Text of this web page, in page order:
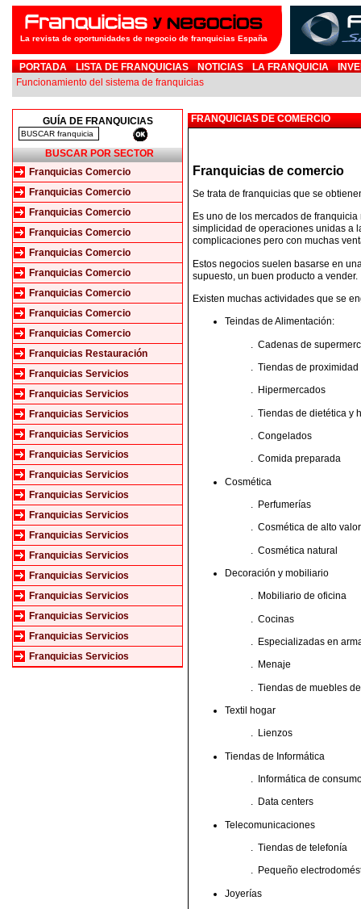
La revista de oportunidades de negocio de franquicias España
PORTADA LISTA DE FRANQUICIAS NOTICIAS LA FRANQUICIA
Funcionamiento del sistema de franquicias
GUÍA DE FRANQUICIAS
BUSCAR POR SECTOR
Franquicias Comercio
Franquicias Comercio
Franquicias Comercio
Franquicias Comercio
Franquicias Comercio
Franquicias Comercio
Franquicias Comercio
Franquicias Comercio
Franquicias Comercio
Franquicias Restauración
Franquicias Servicios
Franquicias Servicios
Franquicias Servicios
Franquicias Servicios
Franquicias Servicios
Franquicias Servicios
Franquicias Servicios
Franquicias Servicios
Franquicias Servicios
Franquicias Servicios
Franquicias Servicios
Franquicias Servicios
Franquicias Servicios
Franquicias Servicios
Franquicias Servicios
FRANQUICIAS DE COMERCIO
Franquicias de comercio
Se trata de franquicias que se
Es uno de los mercados de
simplicidad de operaciones unidas a
complicaciones pero con muchas
Estos negocios suelen basarse en
supuesto, un buen producto a vender.
Existen muchas actividades que se
Teindas de Alimentación:
Cadenas de
. Tiendas de proximidad
. Hipermercados
Tiendas de dietética y
. Congelados
. Comida preparada
Cosmética
. Perfumerías
. Cosmética de alto valor
Cosmética natural
Decoración y mobiliario
. Mobiliario de oficina
Cocinas
. Especializadas en
. Menaje
Tiendas de muebles
Textil hogar
. Lienzos
Tiendas de Informática
. Informática de
. Data centers
Telecomunicaciones
. Tiendas de telefonía
. Pequeño
Joyerías